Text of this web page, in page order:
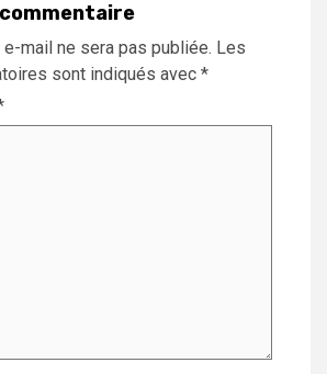
mail ne sera pas publiée. Les
sont indiqués avec *